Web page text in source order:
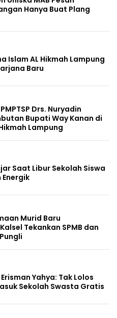
Hanya Buat Plang
Islam AL Hikmah Lampung
Baru
Drs. Nuryadin
Bupati Way Kanan di
Lampung
Saat Libur Sekolah Siswa
Murid Baru
Tekankan SPMB dan
Yahya: Tak Lolos
Sekolah Swasta Gratis